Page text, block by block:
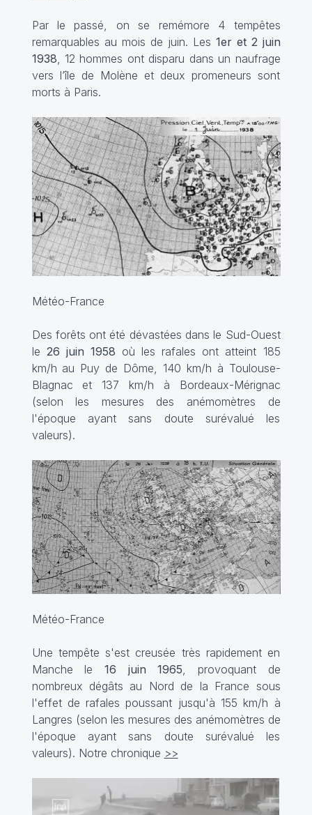
Par le passé, on se remémore 4 tempêtes
remarquables au mois de juin. Les 1er et 2 juin
1938, 12 hommes ont disparu dans un naufrage
vers l’île de Molène et deux promeneurs sont
morts à Paris.
Météo-France
Des forêts ont été dévastées dans le Sud-Ouest
le 26 juin 1958 où les rafales ont atteint 185
km/h au Puy de Dôme, 140 km/h à Toulouse-
Blagnac et 137 km/h à Bordeaux-Mérignac
(selon les mesures des anémomètres de
l'époque ayant sans doute surévalué les
valeurs).
Météo-France
Une tempête s'est creusée très rapidement en
Manche le 16 juin 1965 , provoquant de
nombreux dégâts au Nord de la France sous
l'effet de rafales poussant jusqu'à 155 km/h à
Langres (selon les mesures des anémomètres de
l'époque ayant sans doute surévalué les
valeurs). Notre chronique >>